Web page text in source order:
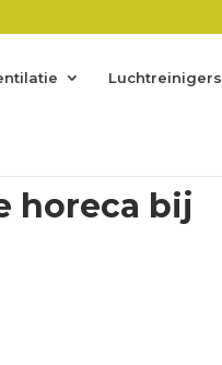
Luchtreinigers
horeca bij